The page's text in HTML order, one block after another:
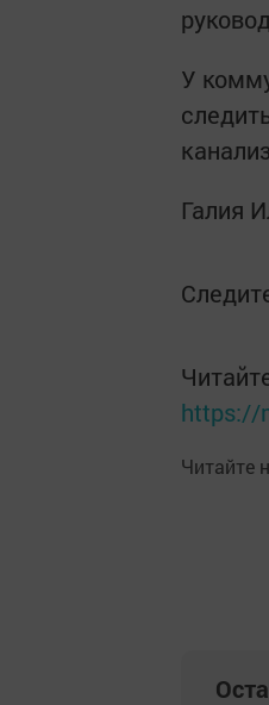
У
Галия
https://
Читайте